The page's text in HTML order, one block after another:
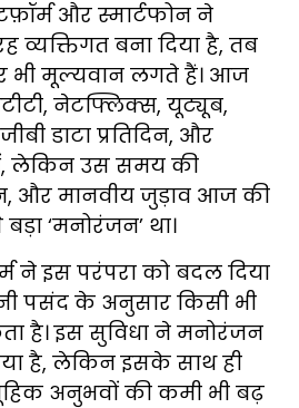
और स्मार्टफोन ने
व्यक्तिगत बना दिया है, तब
भी मूल्यवान लगते हैं। आज
नेटफ्लिक्स, यूट्यूब,
डाटा प्रतिदिन, और
लेकिन उस समय की
और मानवीय जुड़ाव आज की
‘मनोरंजन’ था।
ने इस परंपरा को बदल दिया
पसंद के अनुसार किसी भी
है। इस सुविधा ने मनोरंजन
है, लेकिन इसके साथ ही
अनुभवों की कमी भी बढ़